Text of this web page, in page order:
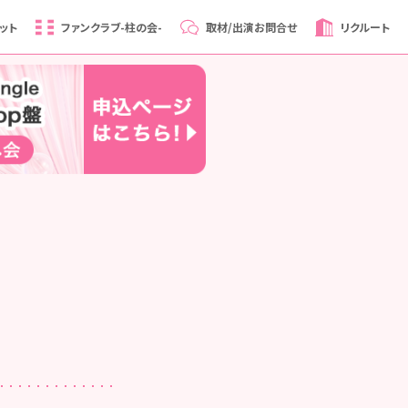
ト ファンクラブ-柱の会- 取材/出演お問合せ リクルート